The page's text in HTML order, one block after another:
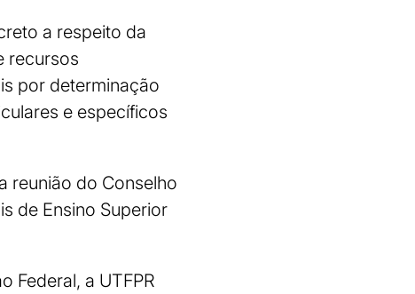
a respeito da
recursos
por determinação
e específicos
reunião do Conselho
de Ensino Superior
Federal, a UTFPR